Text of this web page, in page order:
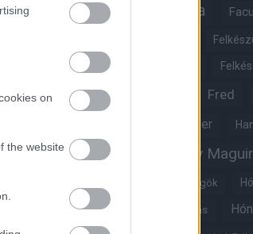
on
the website
Everton FA-kupa
Felkészülési túra 2024
Felkészülési túra 2026 Fred
Glazer
Harry Amass Harry
Híres magyar Vörös Ördögök
Hónap legjobbja szavazás